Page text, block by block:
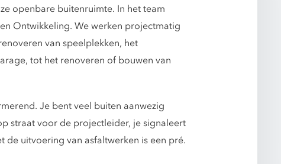
openbare buitenruimte. In het team
Ontwikkeling. We werken projectmatig
van speelplekken, het
tot het renoveren of bouwen van
Je bent veel buiten aanwezig
straat voor de projectleider, je signaleert
uitvoering van asfaltwerken is een pré.